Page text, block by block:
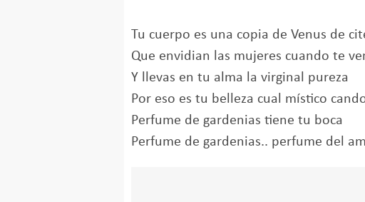
Tu cuerpo es una copia de Venus de
Que envidian las mujeres cuando te
Y llevas en tu alma la virginal pureza
Por eso es tu belleza cual místico
Perfume de gardenias tiene tu boca
Perfume de gardenias.. perfume del